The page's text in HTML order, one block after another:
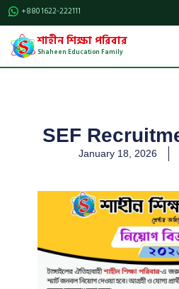
Skip
to
content
+880 1622-222111
শাহীন শিক্ষা পরিবার
Shaheen Education Family
SEF
January 18, 2026